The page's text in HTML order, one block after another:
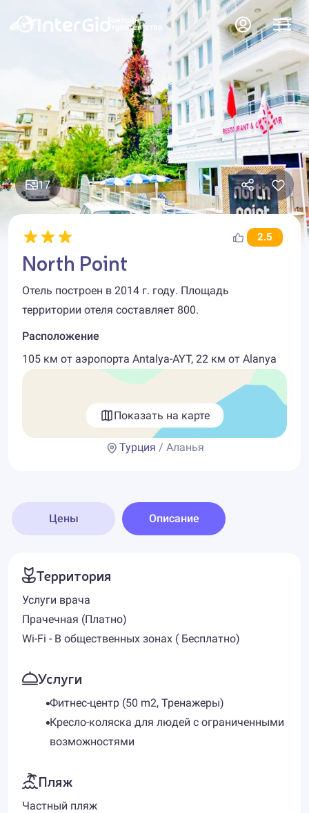
17
2.5
North Point
Отель построен в 2014 г. году. Площадь
территории отеля составляет 800.
Расположение
105 км от аэропорта Antalya-AYT, 22 км от Alanya
Показать на карте
Турция / Аланья
Цены Описание
Территория
Услуги врача
Прачечная (Платно)
Wi-Fi - В общественных зонах ( Бесплатно)
Услуги
Фитнес-центр (50 m2, Тренажеры)
Кресло-коляска для людей с ограниченными
возможностями
Пляж
Частный пляж